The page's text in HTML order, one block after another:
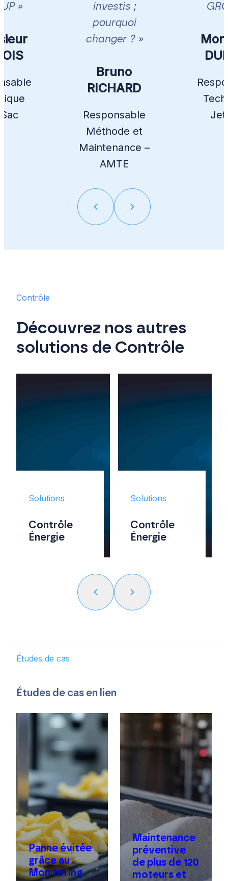
»
investis ;
pourquoi
changer ? »
Bruno
RICHARD
Responsable
Méthode et
Maintenance –
AMTE
Contrôle
Découvrez nos autres
solutions de Contrôle
Solutions
Contrôle
Énergie
Solutions
Contrôle
Énergie
Études de cas
Études de cas en lien
Panne évitée
grâce au
Monitoring
Maintenance
préventive
de plus de 120
moteurs et